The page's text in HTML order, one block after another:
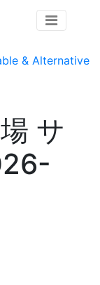
& Alternative
サ